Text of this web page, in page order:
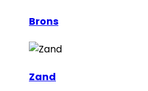
Brons
Zand